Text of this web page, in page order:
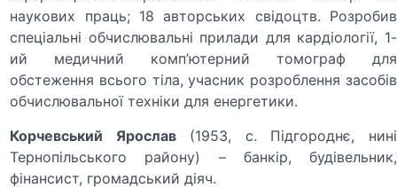
наукових праць; 18 авторських свідоцтв. Розробив
спеціальні обчислювальні прилади для кардіології, 1-
ий медичний комп’ютерний томограф для
обстеження всього тіла, учасник розроблення засобів
обчислювальної техніки для енергетики.
Корчевський Ярослав(1953, с. Підгороднє, нині
Тернопільського району) – банкір, будівельник,
фінансист, громадський діяч.